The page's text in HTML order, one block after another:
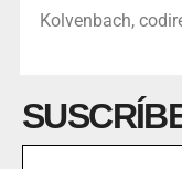
Kolvenbach,